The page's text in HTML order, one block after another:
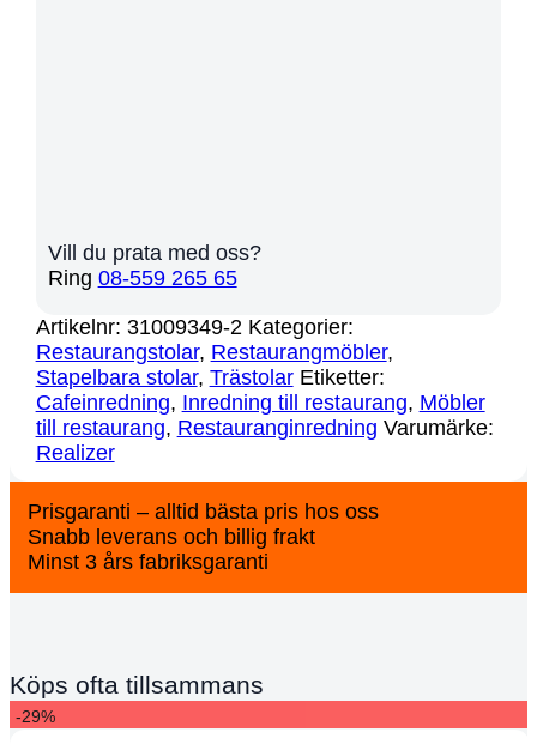
Vill du prata med oss?
Ring 08-559 265 65
Artikelnr: 31009349-2 Kategorier:
Restaurangstolar, Restaurangmöbler,
Stapelbara stolar, Trästolar Etiketter:
Cafeinredning, Inredning till restaurang, Möbler
till restaurang, Restauranginredning Varumärke:
Realizer
Prisgaranti – alltid bästa pris hos oss
Snabb leverans och billig frakt
Minst 3 års fabriksgaranti
Köps ofta tillsammans
-29%